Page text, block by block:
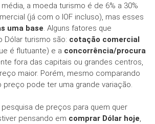
a moeda turismo é de 6% a 30%
(já com o IOF incluso), mas esses
uma base . Alguns fatores que
Dólar turismo são: cotação comercial
é flutuante) e a concorrência/procura
fora das capitais ou grandes centros,
maior. Porém, mesmo comparando
preço pode ter uma grande variação.
pesquisa de preços para quem quer
pensando em comprar Dólar hoje